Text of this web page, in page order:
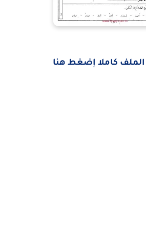
كاملا إضغط هنا